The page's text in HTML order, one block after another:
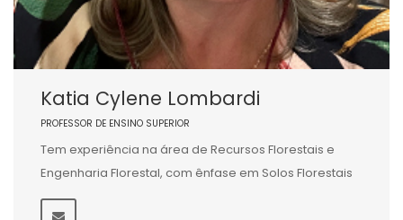
Katia Cylene Lombardi
PROFESSOR DE ENSINO SUPERIOR
Tem experiência na área de Recursos Florestais e
Engenharia Florestal, com ênfase em Solos Florestais